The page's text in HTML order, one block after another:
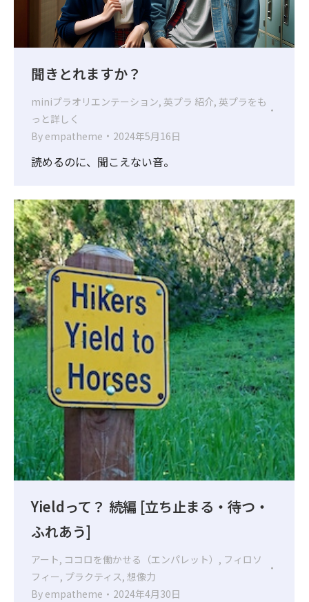
聞きとれますか？
miniプラオリエンテーション, 英プラ 紹介, 英プラをも
っと詳しく
By empatheme 2024年5月16日
読めるのに、聞こえない音。
Yieldって？ 続編 [立ち止まる・待つ・
ふれあう]
アート, ココロを働かせる（エンパレット） , フィロソ
フィー, プラクティス, 想像力
By empatheme 2024年4月30日